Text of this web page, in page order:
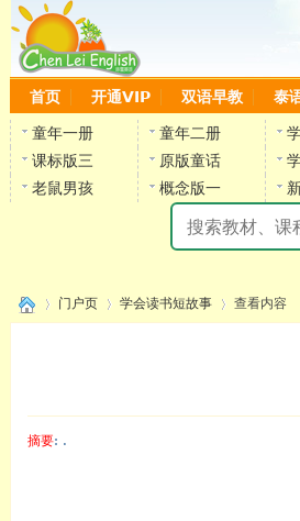
首页 开通VIP 双语早教 泰
童年一册 童年二册
课标版三
原版童话
老鼠男孩
概念版一
门户页 学会读书短故事 查看内容
摘要: .